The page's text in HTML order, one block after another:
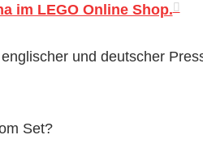
im LEGO Online Shop.
und deutscher
Set?